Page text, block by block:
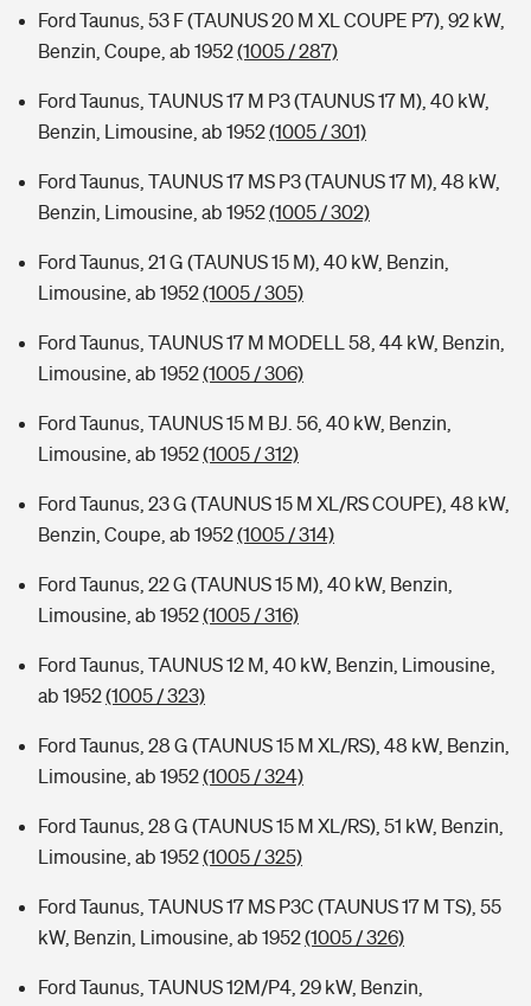
Ford Taunus, 53 F (TAUNUS 20 M XL COUPE P7), 92 kW,
Benzin, Coupe, ab 1952(1005 / 287)
Ford Taunus, TAUNUS 17 M P3 (TAUNUS 17 M), 40 kW,
Benzin, Limousine, ab 1952(1005 / 301)
Ford Taunus, TAUNUS 17 MS P3 (TAUNUS 17 M), 48 kW,
Benzin, Limousine, ab 1952(1005 / 302)
Ford Taunus, 21 G (TAUNUS 15 M), 40 kW, Benzin,
Limousine, ab 1952(1005 / 305)
Ford Taunus, TAUNUS 17 M MODELL 58, 44 kW, Benzin,
Limousine, ab 1952(1005 / 306)
Ford Taunus, TAUNUS 15 M BJ. 56, 40 kW, Benzin,
Limousine, ab 1952(1005 / 312)
Ford Taunus, 23 G (TAUNUS 15 M XL/RS COUPE), 48 kW,
Benzin, Coupe, ab 1952(1005 / 314)
Ford Taunus, 22 G (TAUNUS 15 M), 40 kW, Benzin,
Limousine, ab 1952(1005 / 316)
Ford Taunus, TAUNUS 12 M, 40 kW, Benzin, Limousine,
ab 1952(1005 / 323)
Ford Taunus, 28 G (TAUNUS 15 M XL/RS), 48 kW, Benzin,
Limousine, ab 1952(1005 / 324)
Ford Taunus, 28 G (TAUNUS 15 M XL/RS), 51 kW, Benzin,
Limousine, ab 1952(1005 / 325)
Ford Taunus, TAUNUS 17 MS P3C (TAUNUS 17 M TS), 55
kW, Benzin, Limousine, ab 1952(1005 / 326)
Ford Taunus, TAUNUS 12M/P4, 29 kW, Benzin,